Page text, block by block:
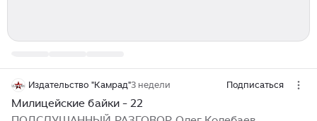
Издательство "Камрад"3 недели Подписаться
Милицейские байки - 22